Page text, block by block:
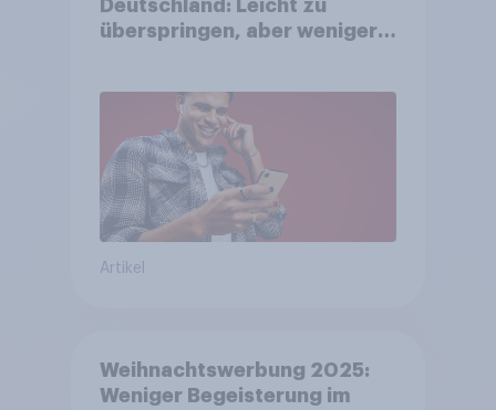
Deutschland: Leicht zu
überspringen, aber weniger
Artikel
Weihnachtswerbung 2025:
Weniger Begeisterung im